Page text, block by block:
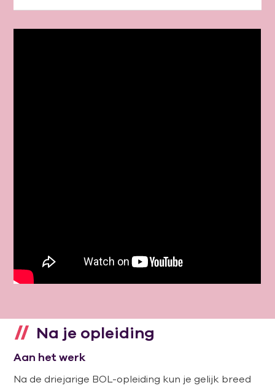
Na je opleiding
Aan het werk
Na de driejarige BOL-opleiding kun je gelijk breed